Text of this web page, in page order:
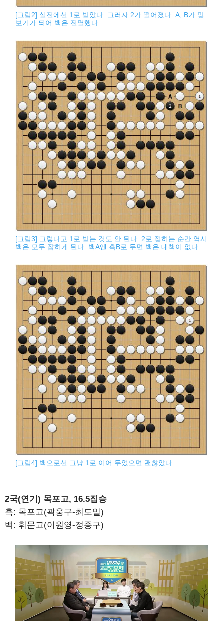
[그림2] 실전에선 1로 받았다. 그러자 2가 떨어졌다. A, B가 맞
보기가 되어 백은 전멸했다.
[그림3] 그렇다고 1로 받는 것도 안 된다. 2로 젖히는 순간 역시
백은 모두 잡히게 된다. 백A엔 흑B로 두면 백은 대책이 없다.
[그림4] 백으로선 그냥 1로 이어 두었으면 괜찮았다.
2국(연기) 목포고, 16.5집승
흑: 목포고(곽웅구-최도일)
백: 휘문고(이원영-정종구)